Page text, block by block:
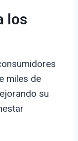
los
miles de
su